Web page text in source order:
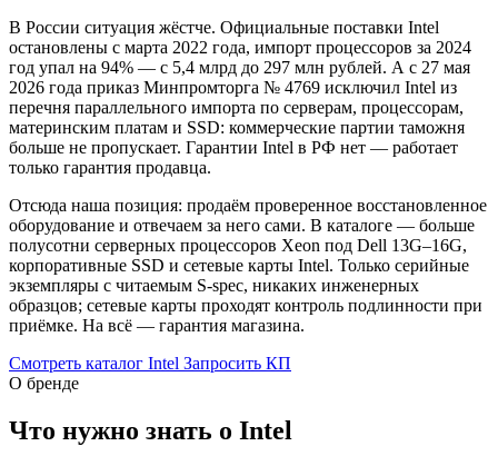
В России ситуация жёстче. Официальные поставки Intel
остановлены с марта 2022 года, импорт процессоров за 2024
год упал на 94% — с 5,4 млрд до 297 млн рублей. А с 27 мая
2026 года приказ Минпромторга № 4769 исключил Intel из
перечня параллельного импорта по серверам, процессорам,
материнским платам и SSD: коммерческие партии таможня
больше не пропускает. Гарантии Intel в РФ нет — работает
только гарантия продавца.
Отсюда наша позиция: продаём проверенное восстановленное
оборудование и отвечаем за него сами. В каталоге — больше
полусотни серверных процессоров Xeon под Dell 13G–16G,
корпоративные SSD и сетевые карты Intel. Только серийные
экземпляры с читаемым S-spec, никаких инженерных
образцов; сетевые карты проходят контроль подлинности при
приёмке. На всё — гарантия магазина.
Смотреть каталог Intel Запросить КП
О бренде
Что нужно знать о Intel